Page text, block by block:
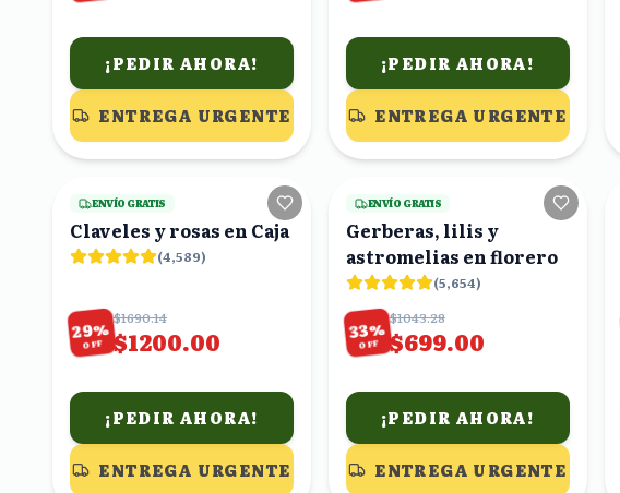
¡PEDIR AHORA!
ENTREGA URGENTE
¡PEDIR AHORA!
ENTREGA URGENTE
17viendo
ENVÍO GRATIS
Claveles y rosas en Caja
(4,589)
29%
OFF
$1690.14
$1200.00
¡PEDIR AHORA!
ENTREGA URGENTE
22viendo
ENVÍO GRATIS
Gerberas, lilis y
astromelias en florero
(5,654)
33%
OFF
$1043.28
$699.00
¡PEDIR AHORA!
ENTREGA URGENTE